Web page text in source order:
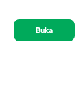
Buka